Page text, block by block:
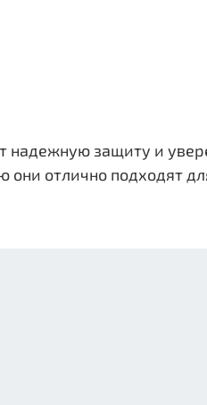
защиту и
отлично подходят